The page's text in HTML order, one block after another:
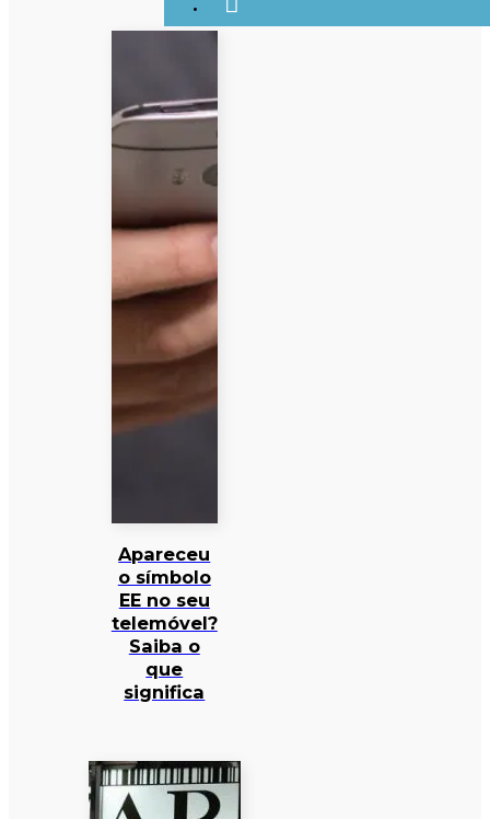
Apareceu
o símbolo
EE no seu
telemóvel?
Saiba o
que
significa